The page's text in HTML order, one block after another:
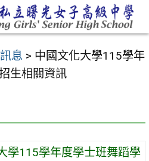
息 > 中國文化大學115學年
生相關資訊
學115學年度學士班舞蹈學